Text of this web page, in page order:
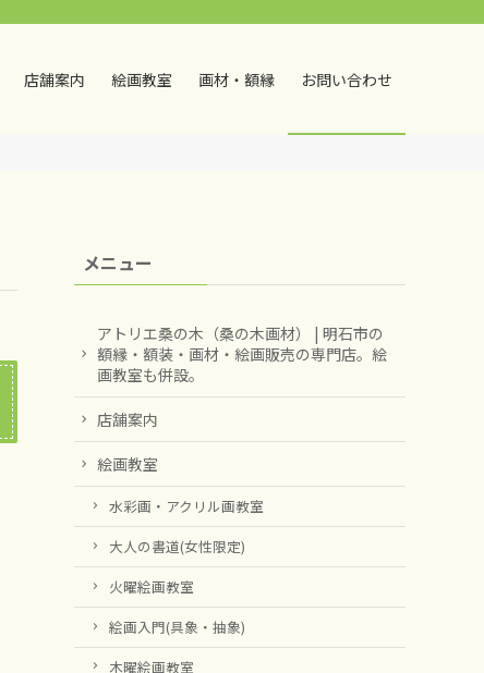
店舗案内 絵画教室 画材・額縁 お問い合わせ
メニュー
アトリエ桑の木（桑の木画材） | 明石市の
額縁・額装・画材・絵画販売の専門店。絵
画教室も併設。
店舗案内
絵画教室
水彩画・アクリル画教室
大人の書道(女性限定)
火曜絵画教室
絵画入門(具象・抽象)
木曜絵画教室